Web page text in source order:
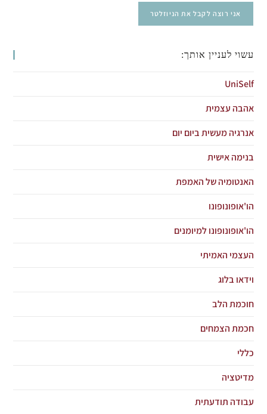
עשוי לעניין אותך:
UniSelf
אהבה עצמית
אנרגיה מעשית ביום יום
בנימה אישית
האנטומיה של האמפת
הו'אופונופונו
הו'אופונופונו למיומנים
העצמי האמיתי
וידאו בלוג
חוכמת הלב
חכמת הצמחים
כללי
מדיטציה
עבודה תודעתית